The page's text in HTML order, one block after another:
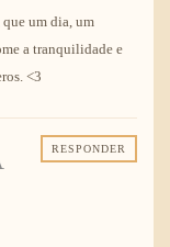
um dia, um
a tranquilidade e
<3
RESPONDER